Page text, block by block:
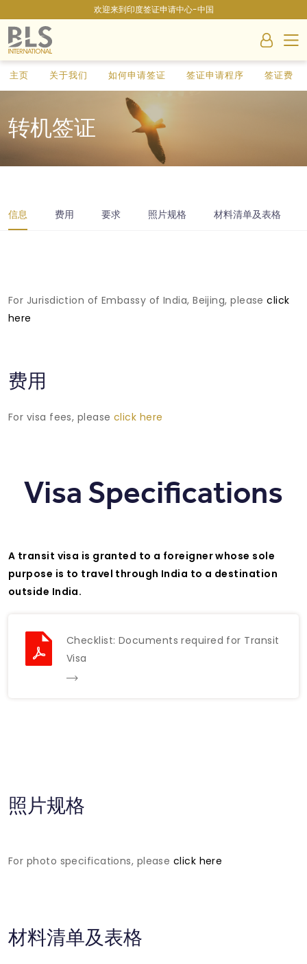
欢迎来到印度签证申请中心-中国
主页 关于我们 如何申请签证 签证申请程序 签证费
转机签证
信息 费用 要求 照片规格 材料清单及表格
For Jurisdiction of Embassy of India, Beijing, pleaseclick
here
费用
For visa fees, please click here
Visa Specifications
A transit visa is granted to a foreigner whose sole
purpose is to travel through India to a destination
outside India.
Checklist: Documents required for Transit
Visa
照片规格
For photo specifications, please click here
材料清单及表格